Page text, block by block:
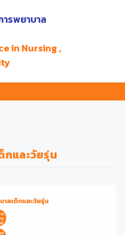
รพยาบาล
in Nursing ,
กและวัยรุ่น